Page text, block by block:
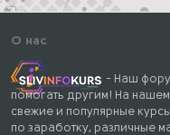
О нас
- Наш
помогать другим! На
свежие и популярные
по заработку, различные